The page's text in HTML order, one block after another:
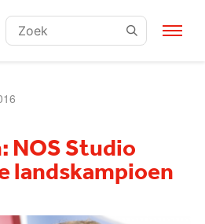
Zoeken:
NOS Studio
landskampioen